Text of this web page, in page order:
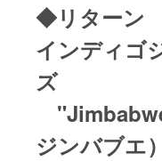
◆リターン
インディゴ
ズ
ジンバブエ）